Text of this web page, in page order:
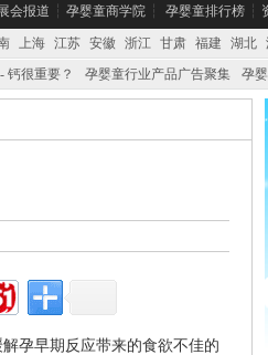
会报道 ┆ 孕婴童商学院 ┆ 孕婴童排行榜 ┆
上海 江苏 安徽 浙江 甘肃 福建 湖北
钙很重要？ 孕婴童行业产品广告聚集 孕
孕早期反应带来的食欲不佳的